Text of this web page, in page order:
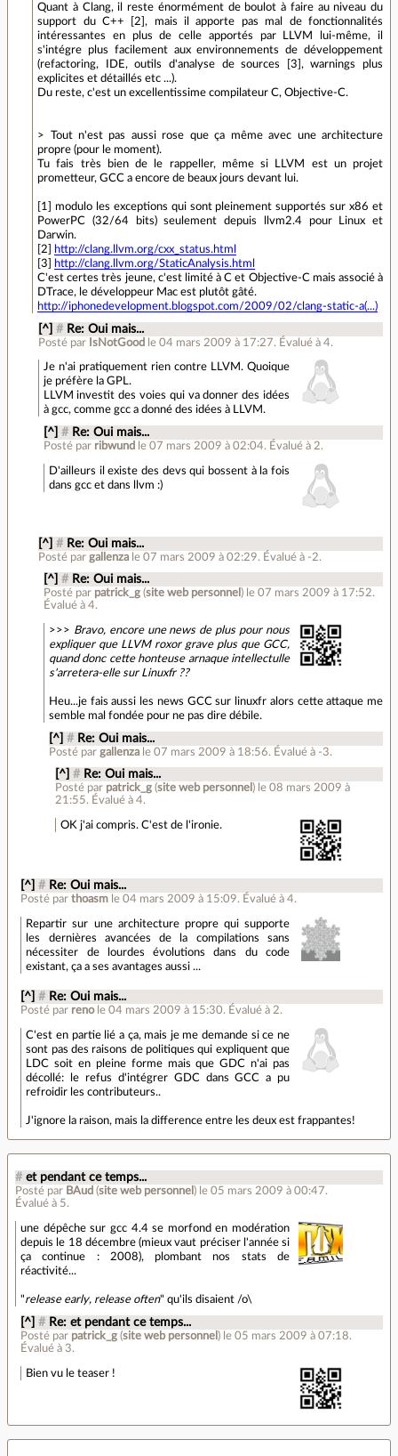
Quant à Clang, il reste énormément de boulot à faire au niveau du
support du C++ [2], mais il apporte pas mal de fonctionnalités
intéressantes en plus de celle apportés par LLVM lui-même, il
s'intégre plus facilement aux environnements de développement
(refactoring, IDE, outils d'analyse de sources [3], warnings plus
explicites et détaillés etc ...).
Du reste, c'est un excellentissime compilateur C, Objective-C.
> Tout n'est pas aussi rose que ça même avec une architecture
propre (pour le moment).
Tu fais très bien de le rappeller, même si LLVM est un projet
prometteur, GCC a encore de beaux jours devant lui.
[1] modulo les exceptions qui sont pleinement supportés sur x86 et
PowerPC (32/64 bits) seulement depuis llvm2.4 pour Linux et
Darwin.
[2]
http://clang.llvm.org/cxx_status.html
[3]
http://clang.llvm.org/StaticAnalysis.html
C'est certes très jeune, c'est limité à C et Objective-C mais associé à
DTrace, le développeur Mac est plutôt gâté.
http://iphonedevelopment.blogspot.com/2009/02/clang-static-a(...)
[^] # Re: Oui mais...
Posté par IsNotGood le 04 mars 2009 à 17:27. Évalué à 4.
Je n'ai pratiquement rien contre LLVM. Quoique
je préfère la GPL.
LLVM investit des voies qui va donner des idées
à gcc, comme gcc a donné des idées à LLVM.
[^] # Re: Oui mais...
Posté par ribwund le 07 mars 2009 à 02:04.Évalué à 2.
D'ailleurs il existe des devs qui bossent à la fois
dans gcc et dans llvm :)
[^] # Re: Oui mais...
Posté par gallenza le 07 mars 2009 à 02:29.Évalué à -2.
[^] # Re: Oui mais...
Posté par patrick_g(site web personnel ) le 07 mars 2009 à 17:52.
Évalué à 4.
>>> Bravo, encore une news de plus pour nous
expliquer que LLVM roxor grave plus que GCC,
quand donc cette honteuse arnaque intellectulle
s'arretera-elle sur Linuxfr ??
Heu...je fais aussi les news GCC sur linuxfr alors cette attaque me
semble mal fondée pour ne pas dire débile.
[^] # Re: Oui mais...
Posté pargallenza le 07 mars 2009 à 18:56. Évalué à -3.
[^] # Re: Oui mais...
Posté par patrick_g(site web personnel ) le 08 mars 2009 à
21:55. Évalué à 4.
OK j'ai compris. C'est de l'ironie.
[^] # Re: Oui mais...
Posté parthoasm le 04 mars 2009 à 15:09. Évalué à4.
Repartir sur une architecture propre qui supporte
les dernières avancées de la compilations sans
nécessiter de lourdes évolutions dans du code
existant, ça a ses avantages aussi ...
[^] # Re: Oui mais...
Posté par reno le 04 mars 2009 à 15:30. Évalué à 2.
C'est en partie lié a ça, mais je me demande si ce ne
sont pas des raisons de politiques qui expliquent que
LDC soit en pleine forme mais que GDC n'ai pas
décollé: le refus d'intégrer GDC dans GCC a pu
refroidir les contributeurs..
J'ignore la raison, mais la difference entre les deux est frappantes!
# et pendant ce temps...
Posté par BAud (site web personnel ) le 05 mars 2009 à 00:47.
Évalué à 5.
une dépêche sur gcc 4.4 se morfond en modération
depuis le 18 décembre (mieux vaut préciser l'année si
ça continue : 2008), plombant nos stats de
réactivité...
"release early, release often" qu'ils disaient /o\
[^] # Re: et pendant ce temps...
Posté par patrick_g (site web personnel ) le 05 mars 2009 à 07:18.
Évalué à 3.
Bien vu le teaser !